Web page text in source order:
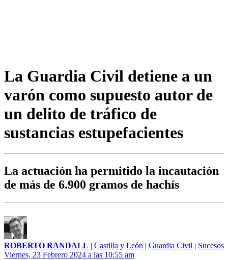
La Guardia Civil detiene a un
varón como supuesto autor de
un delito de tráfico de
sustancias estupefacientes
La actuación ha permitido la incautación
de más de 6.900 gramos de hachís
ROBERTO RANDALL | Castilla y León | Guardia Civil | Sucesos
Viernes, 23 Febrero 2024 a las 10:55 am